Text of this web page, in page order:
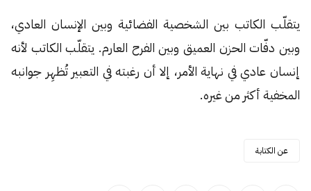
يتقلّب الكاتب بين الشخصية الفضائية وبين الإنسان العادي،
وبين دفّات الحزن العميق وبين الفرح العارم. يتقلّب الكاتب لأنه
إنسان عادي في نهاية الأمر، إلا أن رغبته في التعبير تُظهِر جوانبه
المخفية أكثر من غيره.
عن الكتابة